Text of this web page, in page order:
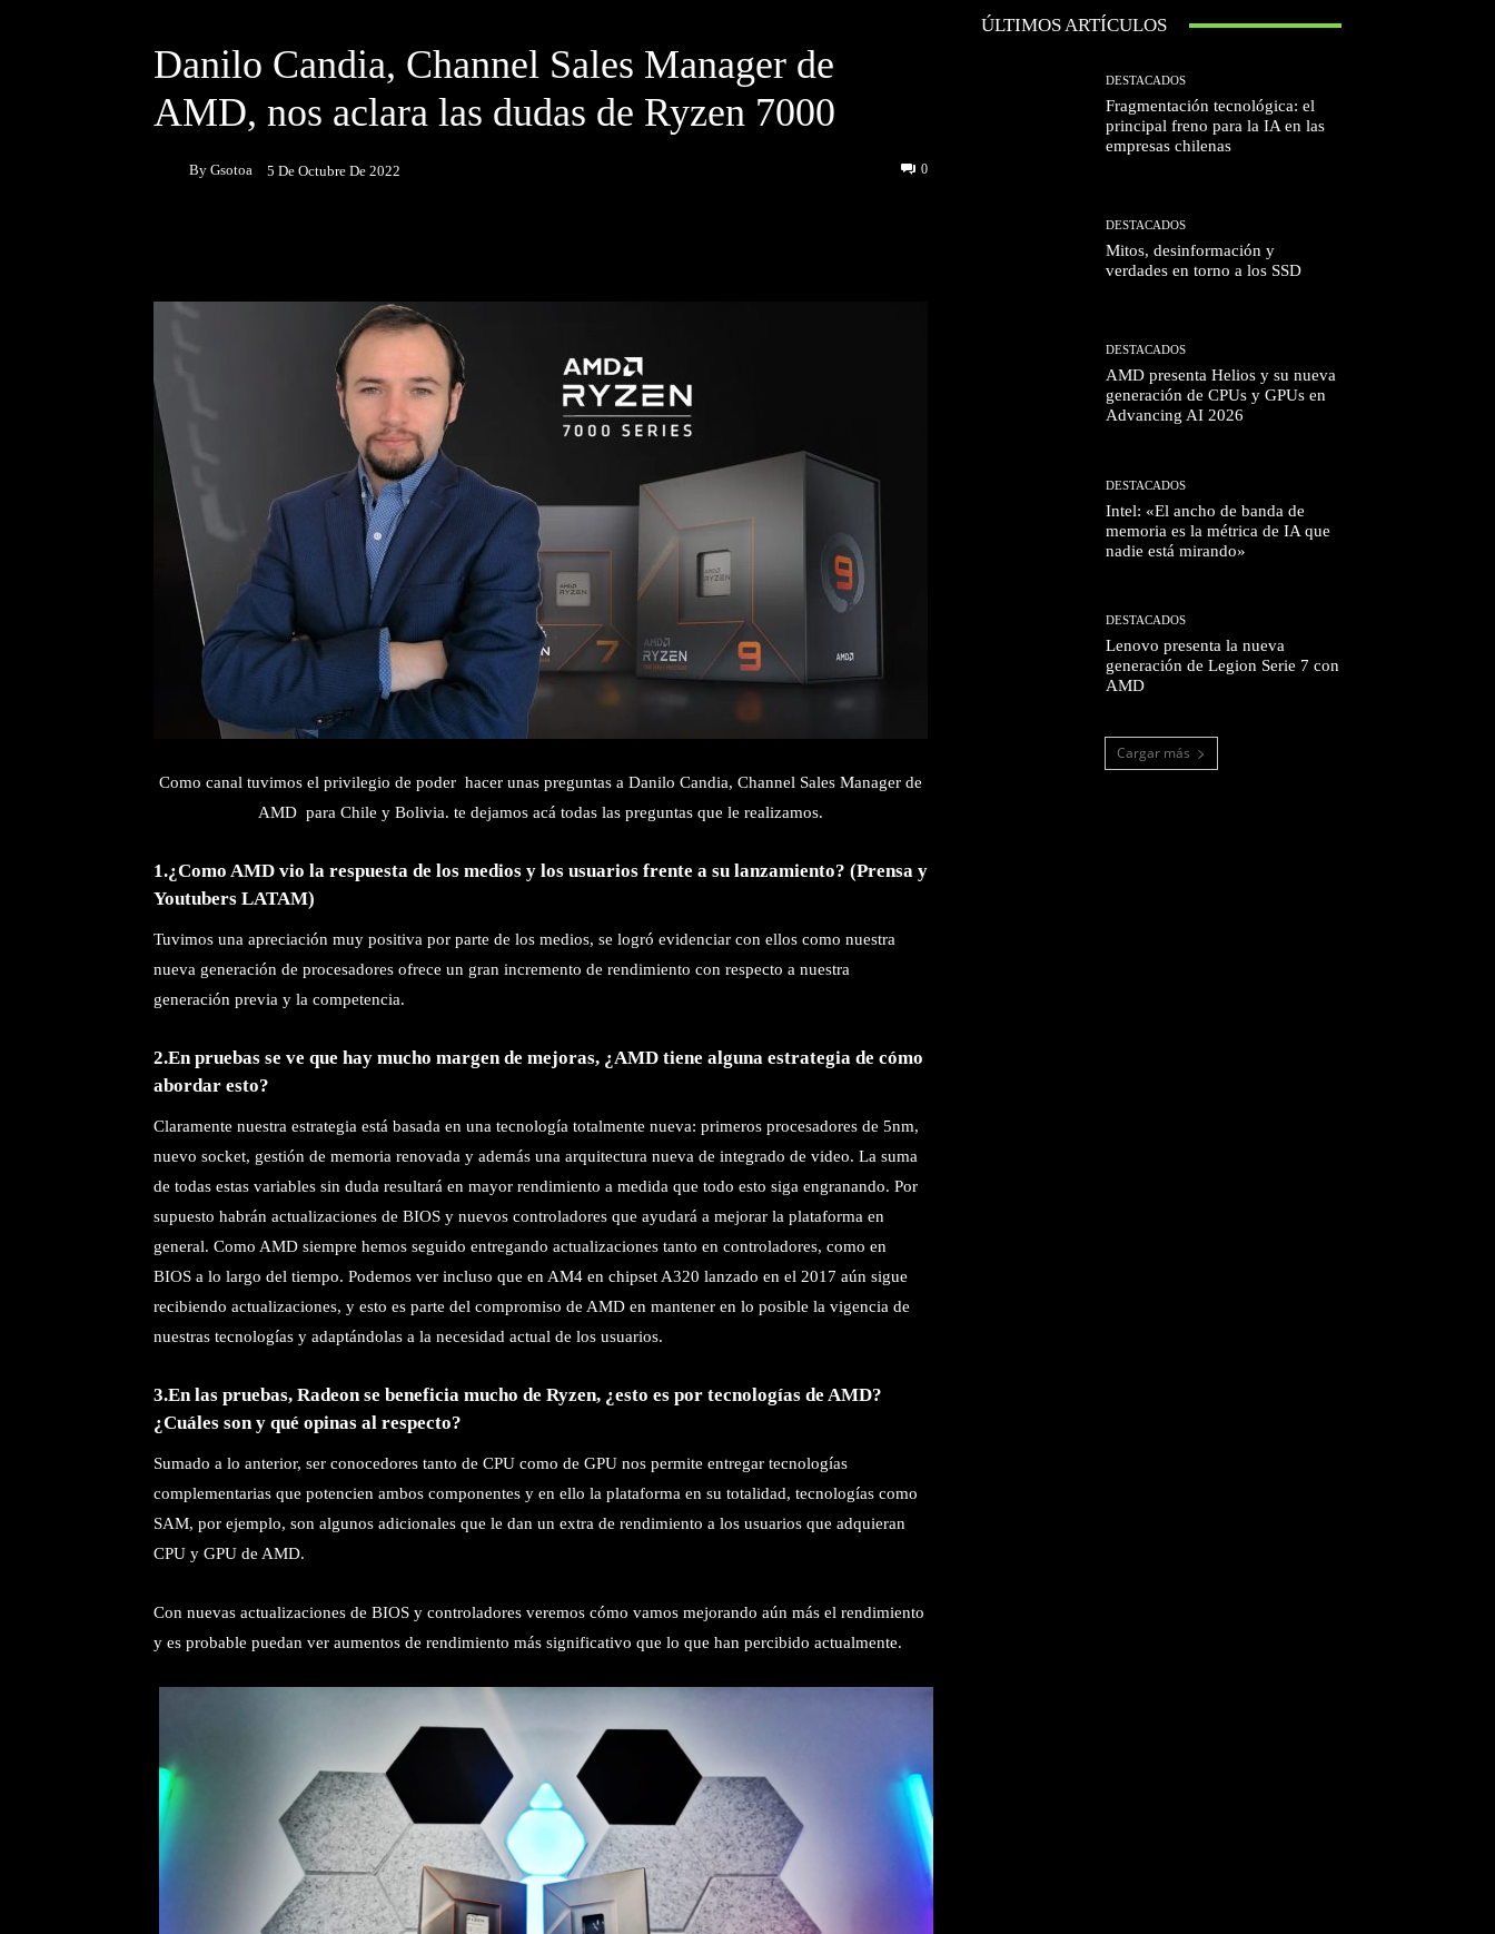
Danilo Candia, Channel Sales Manager de
AMD, nos aclara las dudas de Ryzen 7000
By Gsotoa 5 De Octubre De 2022 0
Como canal tuvimos el privilegio de poder hacer unas preguntas a Danilo Candia, Channel Sales Manager de
AMD para Chile y Bolivia. te dejamos acá todas las preguntas que le realizamos.
1.¿Como AMD vio la respuesta de los medios y los usuarios frente a su lanzamiento? (Prensa y
Youtubers LATAM)
Tuvimos una apreciación muy positiva por parte de los medios, se logró evidenciar con ellos como nuestra
nueva generación de procesadores ofrece un gran incremento de rendimiento con respecto a nuestra
generación previa y la competencia.
2.En pruebas se ve que hay mucho margen de mejoras, ¿AMD tiene alguna estrategia de cómo
abordar esto?
Claramente nuestra estrategia está basada en una tecnología totalmente nueva: primeros procesadores de 5nm,
nuevo socket, gestión de memoria renovada y además una arquitectura nueva de integrado de video. La suma
de todas estas variables sin duda resultará en mayor rendimiento a medida que todo esto siga engranando. Por
supuesto habrán actualizaciones de BIOS y nuevos controladores que ayudará a mejorar la plataforma en
general. Como AMD siempre hemos seguido entregando actualizaciones tanto en controladores, como en
BIOS a lo largo del tiempo. Podemos ver incluso que en AM4 en chipset A320 lanzado en el 2017 aún sigue
recibiendo actualizaciones, y esto es parte del compromiso de AMD en mantener en lo posible la vigencia de
nuestras tecnologías y adaptándolas a la necesidad actual de los usuarios.
3.En las pruebas, Radeon se beneficia mucho de Ryzen, ¿esto es por tecnologías de AMD?
¿Cuáles son y qué opinas al respecto?
Sumado a lo anterior, ser conocedores tanto de CPU como de GPU nos permite entregar tecnologías
complementarias que potencien ambos componentes y en ello la plataforma en su totalidad, tecnologías como
SAM, por ejemplo, son algunos adicionales que le dan un extra de rendimiento a los usuarios que adquieran
CPU y GPU de AMD.
Con nuevas actualizaciones de BIOS y controladores veremos cómo vamos mejorando aún más el rendimiento
y es probable puedan ver aumentos de rendimiento más significativo que lo que han percibido actualmente.
ÚLTIMOS ARTÍCULOS
DESTACADOS
Fragmentación tecnológica: el
principal freno para la IA en las
empresas chilenas
DESTACADOS
Mitos, desinformación y
verdades en torno a los SSD
DESTACADOS
AMD presenta Helios y su nueva
generación de CPUs y GPUs en
Advancing AI 2026
DESTACADOS
Intel: «El ancho de banda de
memoria es la métrica de IA que
nadie está mirando»
DESTACADOS
Lenovo presenta la nueva
generación de Legion Serie 7 con
AMD
Cargar más